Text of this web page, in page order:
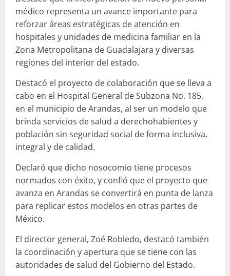
médico representa un avance importante para
reforzar áreas estratégicas de atención en
hospitales y unidades de medicina familiar en la
Zona Metropolitana de Guadalajara y diversas
regiones del interior del estado.
Destacó el proyecto de colaboración que se lleva a
cabo en el Hospital General de Subzona No. 185,
en el municipio de Arandas, al ser un modelo que
brinda servicios de salud a derechohabientes y
población sin seguridad social de forma inclusiva,
integral y de calidad.
Declaró que dicho nosocomio tiene procesos
normados con éxito, y confió que el proyecto que
avanza en Arandas se convertirá en punta de lanza
para replicar estos modelos en otras partes de
México.
El director general, Zoé Robledo, destacó también
la coordinación y apertura que se tiene con las
autoridades de salud del Gobierno del Estado.